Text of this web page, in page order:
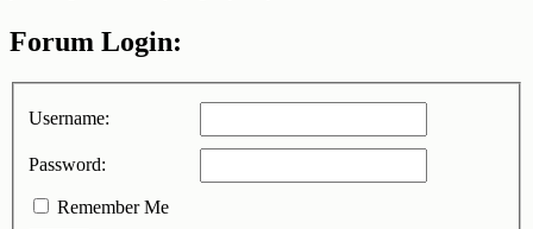
Forum Login:
Username:
Password:
Remember Me